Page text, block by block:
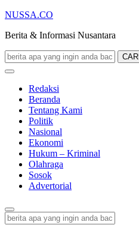
NUSSA.CO
Berita & Informasi Nusantara
CARI
Redaksi
Beranda
Tentang Kami
Politik
Nasional
Ekonomi
Hukum – Kriminal
Olahraga
Sosok
Advertorial